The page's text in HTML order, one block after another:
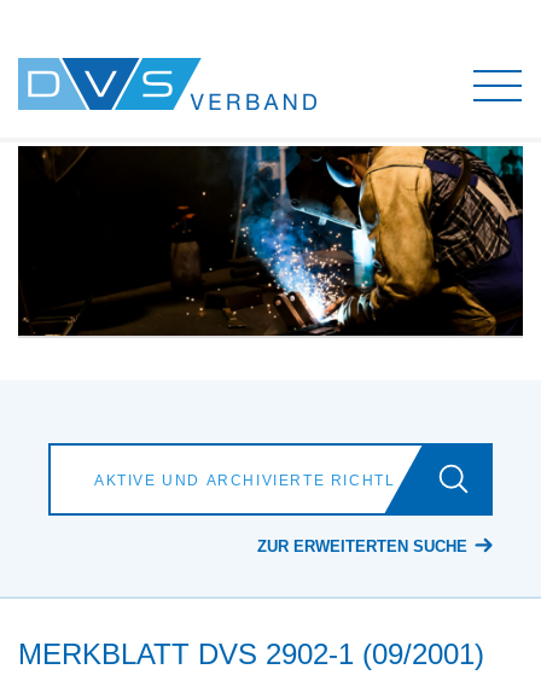
ZUR ERWEITERTEN SUCHE
MERKBLATT DVS 2902-1 (09/2001)